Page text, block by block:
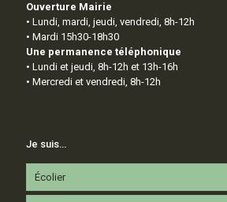
Ouverture Mairie
• Lundi, mardi, jeudi, vendredi, 8h-12h
• Mardi 15h30-18h30
Une permanence téléphonique
• Lundi et jeudi, 8h-12h et 13h-16h
• Mercredi et vendredi, 8h-12h
Je suis…
Écolier